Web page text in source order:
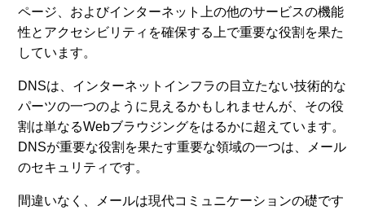
ページ、およびインターネット上の他のサービスの機能
性とアクセシビリティを確保する上で重要な役割を果た
しています。
DNSは、インターネットインフラの目立たない技術的な
パーツの一つのように見えるかもしれませんが、その役
割は単なるWebブラウジングをはるかに超えています。
DNSが重要な役割を果たす重要な領域の一つは、メール
のセキュリティです。
間違いなく、メールは現代コミュニケーションの礎です